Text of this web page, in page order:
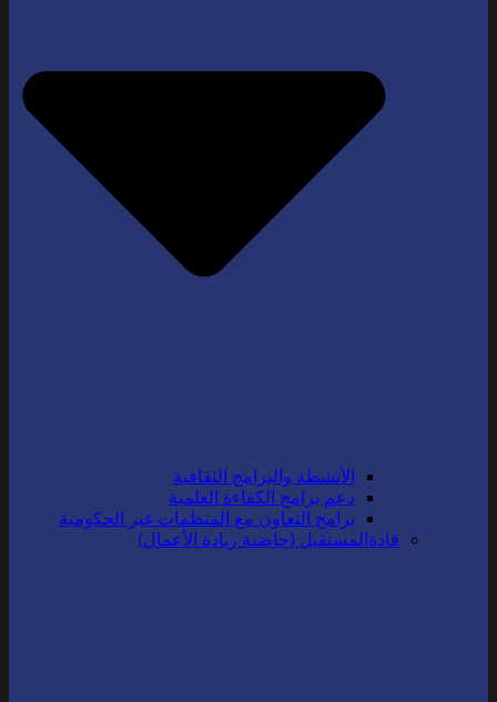
الأنشطة والبرامج الثقافية
دعم برامج الكفاءة العلمية
برامج التعاون مع المنظمات غير الحكومية
قادةالمستقبل (حاضنة ريادة الأعمال)